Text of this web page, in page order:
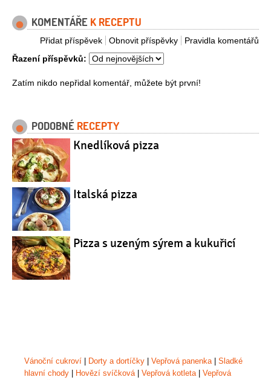
KOMENTÁŘE K RECEPTU
Pravidla komentářů
Obnovit příspěvky
Přidat příspěvek
Řazení příspěvků:
Zatím nikdo nepřidal komentář, můžete být první!
PODOBNÉ RECEPTY
Knedlíková pizza
Italská pizza
Pizza s uzeným sýrem a kukuřicí
Vánoční cukroví Dorty a dortíčky Vepřová panenka| Sladké
hlavní chody
Hovězí svíčková| Vepřová kotleta| Vepřová